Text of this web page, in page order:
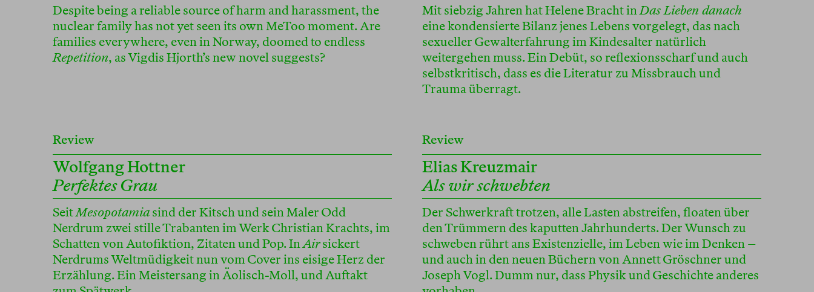
Despite being a reliable source of harm and harassment, the
nuclear family has not yet seen its own MeToo moment. Are
families everywhere, even in Norway, doomed to endless
Repetition, as Vigdis Hjorth’s new novel suggests?
Mit siebzig Jahren hat Helene Bracht inDas Lieben danach
eine kondensierte Bilanz jenes Lebens vorgelegt, das nach
sexueller Gewalterfahrung im Kindesalter natürlich
weitergehen muss. Ein Debüt, so reflexionsscharf und auch
selbstkritisch, dass es die Literatur zu Missbrauch und
Trauma überragt.
Review
Wolfgang Hottner
Perfektes Grau
SeitMesopotamia sind der Kitsch und sein Maler Odd
Nerdrum zwei stille Trabanten im Werk Christian Krachts, im
Schatten von Autofiktion, Zitaten und Pop. InAirsickert
Nerdrums Weltmüdigkeit nun vom Cover ins eisige Herz der
Erzählung. Ein Meistersang in Äolisch-Moll, und Auftakt
Review
Elias Kreuzmair
Als wir schwebten
Der Schwerkraft trotzen, alle Lasten abstreifen, floaten über
den Trümmern des kaputten Jahrhunderts. Der Wunsch zu
schweben rührt ans Existenzielle, im Leben wie im Denken –
und auch in den neuen Büchern von Annett Gröschner und
Joseph Vogl. Dumm nur, dass Physik und Geschichte anderes